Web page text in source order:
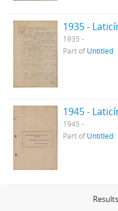
1935
Part ofUntitled
1945
Part ofUntitled